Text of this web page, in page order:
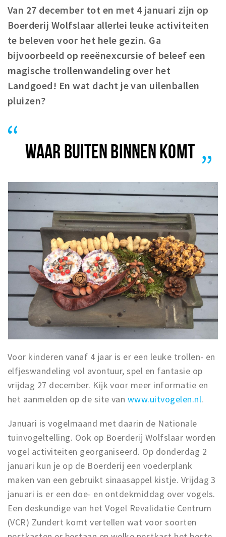
Winkelgebieden
Parkeren
Bezienswaardigheden
Musea, theaters & podia
Uitjes & activiteiten
Toeristische routes
Baroniepoorten
Sport
Inloggen
Van 27 december tot en met 4 januari zijn op
Boerderij Wolfslaar allerlei leuke activiteiten
te beleven voor het hele gezin. Ga
bijvoorbeeld op reeënexcursie of beleef een
magische trollenwandeling over het
Landgoed! En wat dacht je van uilenballen
pluizen?
WAAR BUITEN BINNEN KOMT
Voor kinderen vanaf 4 jaar is er een leuke trollen- en
elfjeswandeling vol avontuur, spel en fantasie op
vrijdag 27 december. Kijk voor meer informatie en
het aanmelden op de site van www.uitvogelen.nl.
Januari is vogelmaand met daarin de Nationale
tuinvogeltelling. Ook op Boerderij Wolfslaar worden
vogel activiteiten georganiseerd. Op donderdag 2
januari kun je op de Boerderij een voederplank
maken van een gebruikt sinaasappel kistje. Vrijdag 3
januari is er een doe- en ontdekmiddag over vogels.
Een deskundige van het Vogel Revalidatie Centrum
(VCR) Zundert komt vertellen wat voor soorten